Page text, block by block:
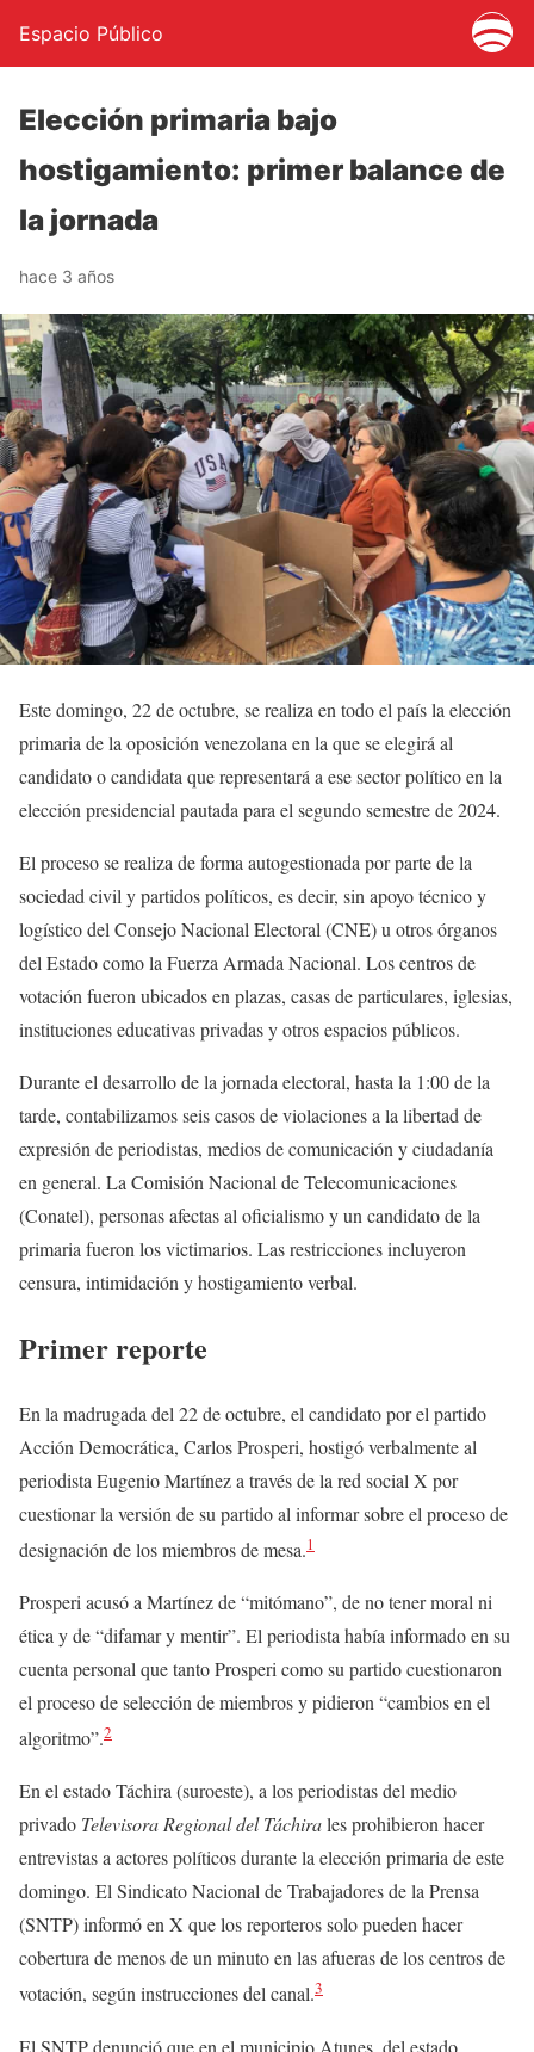
Espacio Público
Elección primaria bajo
hostigamiento: primer balance de
la jornada
hace 3 años
Este domingo, 22 de octubre, se realiza en todo el país la elección
primaria de la oposición venezolana en la que se elegirá al
candidato o candidata que representará a ese sector político en la
elección presidencial pautada para el segundo semestre de 2024.
El proceso se realiza de forma autogestionada por parte de la
sociedad civil y partidos políticos, es decir, sin apoyo técnico y
logístico del Consejo Nacional Electoral (CNE) u otros órganos
del Estado como la Fuerza Armada Nacional. Los centros de
votación fueron ubicados en plazas, casas de particulares, iglesias,
instituciones educativas privadas y otros espacios públicos.
Durante el desarrollo de la jornada electoral, hasta la 1:00 de la
tarde, contabilizamos seis casos de violaciones a la libertad de
expresión de periodistas, medios de comunicación y ciudadanía
en general. La Comisión Nacional de Telecomunicaciones
(Conatel), personas afectas al oficialismo y un candidato de la
primaria fueron los victimarios. Las restricciones incluyeron
censura, intimidación y hostigamiento verbal.
Primer reporte
En la madrugada del 22 de octubre, el candidato por el partido
Acción Democrática, Carlos Prosperi, hostigó verbalmente al
periodista Eugenio Martínez a través de la red social X por
cuestionar la versión de su partido al informar sobre el proceso de
designación de los miembros de mesa.1
Prosperi acusó a Martínez de “mitómano”, de no tener moral ni
ética y de “difamar y mentir”. El periodista había informado en su
cuenta personal que tanto Prosperi como su partido cuestionaron
el proceso de selección de miembros y pidieron “cambios en el
algoritmo”.2
En el estado Táchira (suroeste), a los periodistas del medio
privado Televisora Regional del Táchirales prohibieron hacer
entrevistas a actores políticos durante la elección primaria de este
domingo. El Sindicato Nacional de Trabajadores de la Prensa
(SNTP) informó en X que los reporteros solo pueden hacer
cobertura de menos de un minuto en las afueras de los centros de
votación, según instrucciones del canal.3
El SNTP denunció que en el municipio Atunes, del estado